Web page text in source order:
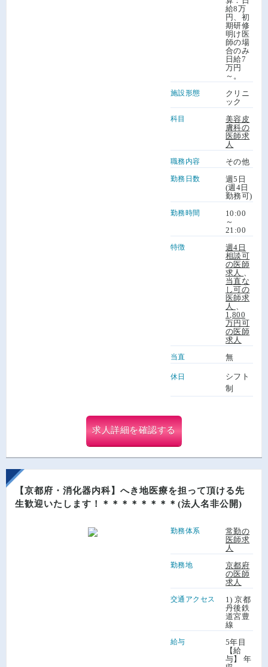
給8万
円、初
期研修
明け医
師の場
合のみ
日給7
万円
～。
施設形態
クリニ
ック
科目
美容皮
膚科の
医師求
人
職務内容 その他
勤務日数
週5日
(週4日
勤務可)
勤務時間
10:00
～
21:00
特徴
週4日
相談可
の医師
求人
当直な
し可の
医師求
人
1,800
万円可
の医師
求人
当直 無
休日
シフト
制
求人詳細を確認する
【京都府・消化器内科】へき地医療を担って頂ける先
生歓迎いたします！＊＊＊＊＊＊＊＊(法人名非公開)
勤務体系
常勤の
医師求
人
勤務地
京都府
の医師
求人
交通アクセス
1) 京都
丹後鉄
道宮豊
線
給与
5年目
【給
与】 年